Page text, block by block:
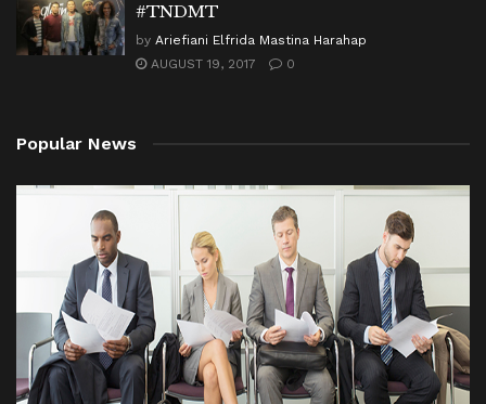
#TNDMT
by Ariefiani Elfrida Mastina Harahap
AUGUST 19, 2017
0
Popular News